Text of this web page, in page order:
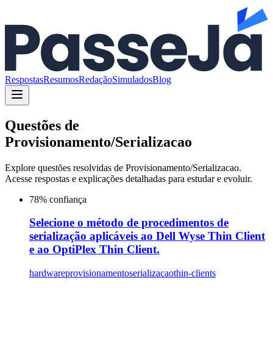
RespostasResumosRedaçãoSimuladosBlog
Questões de
Provisionamento/Serializacao
Explore questões resolvidas de Provisionamento/Serializacao.
Acesse respostas e explicações detalhadas para estudar e evoluir.
78% confiança
Selecione o método de procedimentos de
serialização aplicáveis ao Dell Wyse Thin Client
e ao OptiPlex Thin Client.
hardwareprovisionamentoserializacaothin-clients